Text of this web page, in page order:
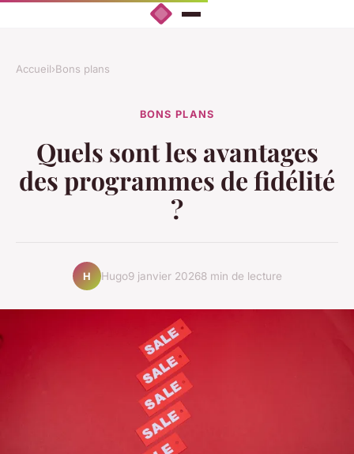
Accueil›Bons plans
BONS PLANS
Quels sont les avantages
des programmes de fidélité
?
H Hugo9 janvier 20268 min de lecture